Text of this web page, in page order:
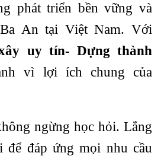
phát triển bền vững và
An tại Việt Nam. Với
uy tín- Dựng thành
vì lợi ích chung của
ngừng học hỏi. Lắng
để đáp ứng mọi nhu cầu